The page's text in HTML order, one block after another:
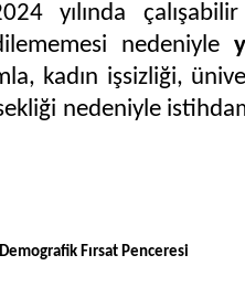
yılında çalışabilir
nedeniyle
kadın işsizliği,
nedeniyle
Fırsat Penceresi